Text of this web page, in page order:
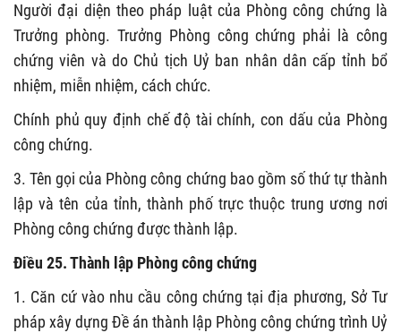
Người đại diện theo pháp luật của Phòng công chứng là
Trưởng phòng. Trưởng Phòng công chứng phải là công
chứng viên và do Chủ tịch Uỷ ban nhân dân cấp tỉnh bổ
nhiệm, miễn nhiệm, cách chức.
Chính phủ quy định chế độ tài chính, con dấu của Phòng
công chứng.
3. Tên gọi của Phòng công chứng bao gồm số thứ tự thành
lập và tên của tỉnh, thành phố trực thuộc trung ương nơi
Phòng công chứng được thành lập.
Điều 25. Thành lập Phòng công chứng
1. Căn cứ vào nhu cầu công chứng tại địa phương, Sở Tư
pháp xây dựng Đề án thành lập Phòng công chứng trình Uỷ